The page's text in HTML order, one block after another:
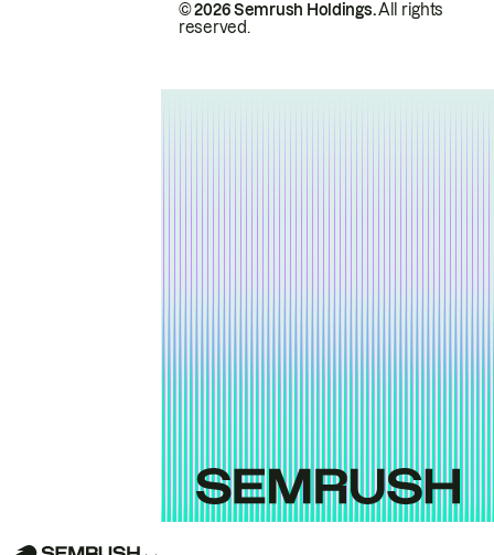
© 2026 Semrush Holdings.All rights
reserved.